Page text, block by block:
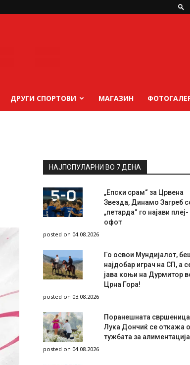
ДРУГИ СПОРТОВИ МАГАЗИН
НАЈПОПУЛАРНИ ВО 7 ДЕНА
„Епски срам“ за Црвена
Звезда, Динамо Загреб
„петарда“ го најави плеј-
офот
posted on 04.08.2026
Го освои Мундијалот,
најдобар играч на СП, а
јава коњи на Дурмитор
Црна Гора!
posted on 03.08.2026
Поранешната
Лука Дончиќ се откажа
тужбата за алиментација
posted on 04.08.2026